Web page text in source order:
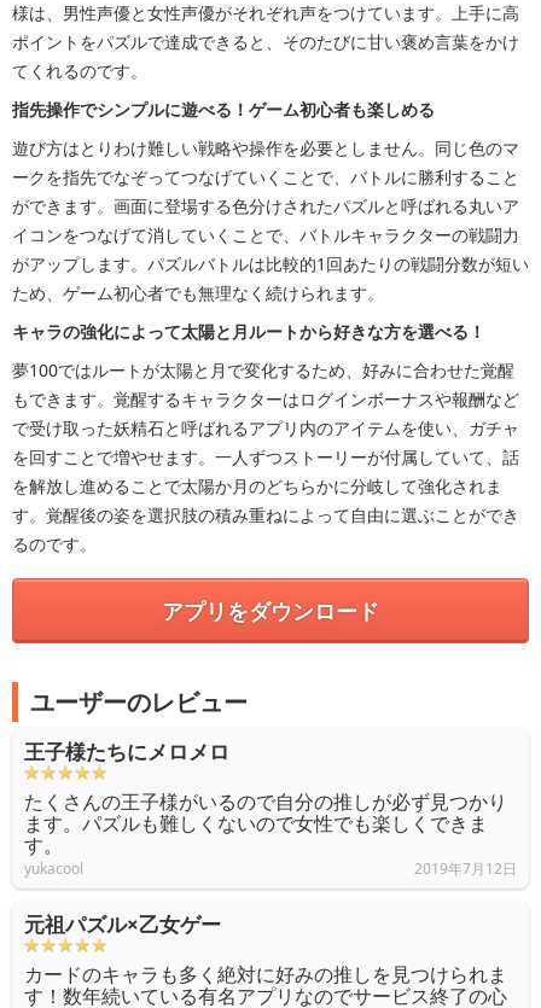
様は、男性声優と女性声優がそれぞれ声をつけています。上手に高
ポイントをパズルで達成できると、そのたびに甘い褒め言葉をかけ
てくれるのです。
指先操作でシンプルに遊べる！ゲーム初心者も楽しめる
遊び方はとりわけ難しい戦略や操作を必要としません。同じ色のマ
ークを指先でなぞってつなげていくことで、バトルに勝利すること
ができます。画面に登場する色分けされたパズルと呼ばれる丸いア
イコンをつなげて消していくことで、バトルキャラクターの戦闘力
がアップします。パズルバトルは比較的1回あたりの戦闘分数が短い
ため、ゲーム初心者でも無理なく続けられます。
キャラの強化によって太陽と月ルートから好きな方を選べる！
夢100ではルートが太陽と月で変化するため、好みに合わせた覚醒
もできます。覚醒するキャラクターはログインボーナスや報酬など
で受け取った妖精石と呼ばれるアプリ内のアイテムを使い、ガチャ
を回すことで増やせます。一人ずつストーリーが付属していて、話
を解放し進めることで太陽か月のどちらかに分岐して強化されま
す。覚醒後の姿を選択肢の積み重ねによって自由に選ぶことができ
るのです。
アプリをダウンロード
ユーザーのレビュー
王子様たちにメロメロ
たくさんの王子様がいるので自分の推しが必ず見つかり
ます。パズルも難しくないので女性でも楽しくできま
す。
yukacool 2019年7月12日
元祖パズル×乙女ゲー
カードのキャラも多く絶対に好みの推しを見つけられま
す！数年続いている有名アプリなのでサービス終了の心